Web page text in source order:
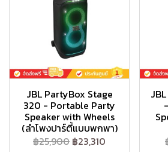
JBL PartyBox Stage
320 - Portable Party
Speaker with Wheels
(ลำโพงปาร์ตี้แบบพกพา)
฿25,900 ฿23,310